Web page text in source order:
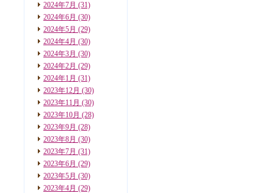
2024年7月 (31)
2024年6月 (30)
2024年5月 (29)
2024年4月 (30)
2024年3月 (30)
2024年2月 (29)
2024年1月 (31)
2023年12月 (30)
2023年11月 (30)
2023年10月 (28)
2023年9月 (28)
2023年8月 (30)
2023年7月 (31)
2023年6月 (29)
2023年5月 (30)
2023年4月 (29)